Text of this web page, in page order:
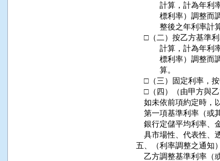
計算，計為
標利率）調
整後之年利率計
□（二）按乙方基準
計算，計為
標利率）調
            算。
□（三）固定利率，
□（四）（由甲方與
如未依前項約定時
第一項基準利率（
銀行定儲平均利率
具市場性、代表
五、（利率
乙方調整基準利率